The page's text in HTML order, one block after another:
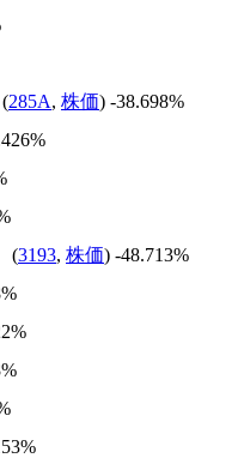
285A, 株価) -38.698%
(3193, 株価) -48.713%